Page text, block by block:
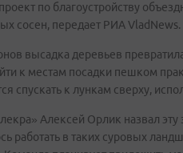
по благоустройству
сосен, передает РИА VladNews.
высадка деревьев
к местам посадки пешком
к лункам сверху,
Алексей Орлик назвал эту
работать в таких суровых